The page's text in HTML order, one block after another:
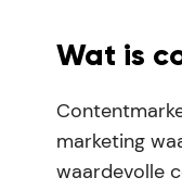
Wat is
marketing
waardevolle